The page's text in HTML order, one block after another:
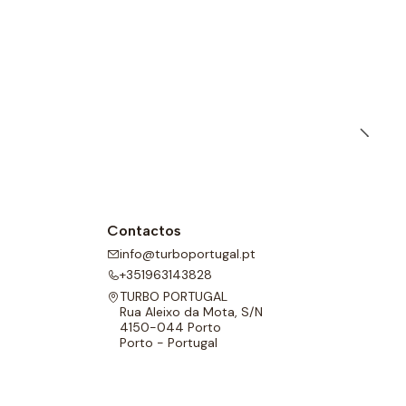
Contactos
info@turboportugal.pt
+351963143828
TURBO PORTUGAL
Rua Aleixo da Mota, S/N
4150-044 Porto
Porto - Portugal